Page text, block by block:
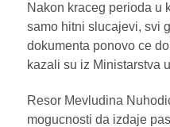
Nakon kraceg perioda u
samo hitni slucajevi, svi
dokumenta ponovo ce
kazali su iz Ministarstva
Resor Mevludina
mogucnosti da izdaje